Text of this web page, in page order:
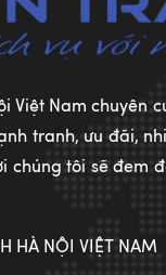
Việt Nam chuyên
tranh, ưu đãi,
chúng tôi sẽ đem
HÀ NỘI VIỆT NAM